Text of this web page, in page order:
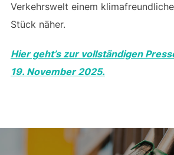
Verkehrswelt einem
Stück näher.
Hier geht’s zur vollständigen
19. November 2025.
Beitragsnavigation